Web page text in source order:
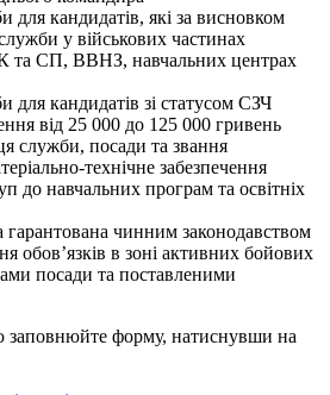
для кандидатів, які за висновком
у військових частинах
та СП, ВВНЗ, навчальних центрах
для кандидатів зі статусом СЗЧ
від 25 000 до 125 000 гривень
служби, посади та звання
технічне забезпечення
до навчальних програм та освітніх
гарантована чинним законодавством
обовʼязків в зоні активних бойових
посади та поставленими
заповнюйте форму, натиснувши на